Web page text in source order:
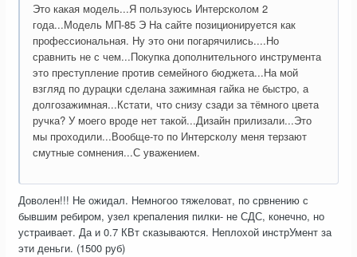
Это какая модель...Я пользуюсь Интерсколом 2
года...Модель МП-85 Э На сайте позиционируется как
профессиональная. Ну это они погарячились....Но
сравнить не с чем...Покупка дополнительного инструмента
это преступление против семейного бюджета...На мой
взгляд по дурацки сделана зажимная гайка не быстро, а
долгозажимная...Кстати, что снизу сзади за тёмного цвета
ручка? У моего вроде нет такой...Дизайн прилизали...Это
мы проходили...Вообще-то по Интерсколу меня терзают
смутные сомнения...С уважением.
Доволен!!! Не ожидал. Немногоо тяжеловат, по срвнению с
бывшим ребиром, узел крепаления пилки- не СДС, конечно, но
устраивает. Да и 0.7 КВт сказываются. Неплохой инстрУмент за
эти деньги. (1500 руб)